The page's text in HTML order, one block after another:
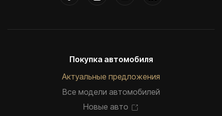
Покупка автомобиля
Актуальные предложения
Все модели автомобилей
Новые авто